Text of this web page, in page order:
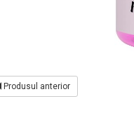
Produsul anterior